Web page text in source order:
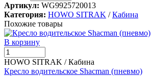
Артикул: WG9925720013
Категория: HOWO SITRAK /Кабина
Похожие товары
В корзину
HOWO SITRAK / Кабина
Кресло водительское Shacman (пневмо)